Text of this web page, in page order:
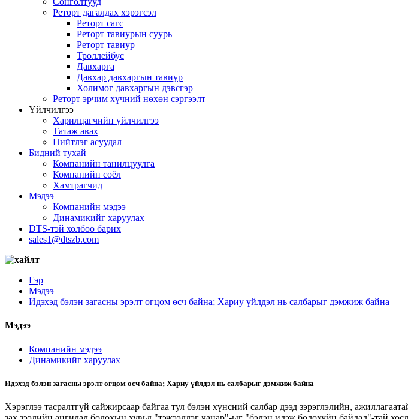
Реторт дагалдах хэрэгсэл
Реторт сагс
Реторт тавиурын суурь
Реторт тавиур
Троллейбус
Давхарга
Давхар давхаргын тавиур
Холимог давхаргын дэвсгэр
Реторт эрчим хүчний нөхөн сэргээлт
Үйлчилгээ
Харилцагчийн үйлчилгээ
Татаж авах
Нийтлэг асуудал
Бидний тухай
Компанийн танилцуулга
Компанийн соёл
Хамтрагчид
Мэдээ
Компанийн мэдээ
Динамикийг харуулах
DTS-тэй холбоо барих
sales1@dtszb.com
Гэр
Мэдээ
Идэхэд бэлэн загасны эрэлт огцом өсч байна; Хариу үйлдэл нь салбарыг дэмжиж байна
Мэдээ
Компанийн мэдээ
Динамикийг харуулах
Идэхэд бэлэн загасны эрэлт огцом өсч байна; Хариу үйлдэл нь салбарыг дэмжиж байна
Хэрэглээ тасралтгүй сайжирсаар байгаа тул бэлэн хүнсний салбар дээд зэрэглэлийн,